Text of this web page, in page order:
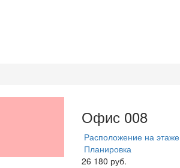
Офис 008
Расположение на этаже
Планировка
26 180 руб.